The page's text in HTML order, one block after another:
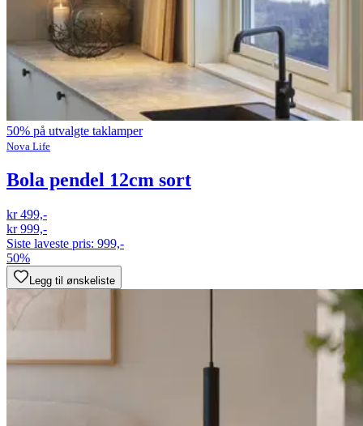
50% på utvalgte taklamper
Nova Life
Bola pendel 12cm sort
kr 499,-
kr 999,-
Siste laveste pris: 999,-
50%
Legg til ønskeliste